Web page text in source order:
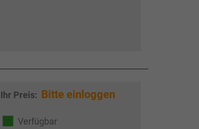
Ihr Preis: Bitte einloggen
Verfügbar